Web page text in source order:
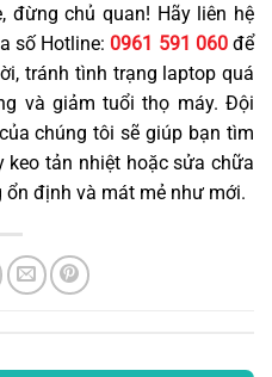
đừng chủ quan! Hãy liên hệ
số Hotline: 0961 591 060để
tránh tình trạng laptop quá
và giảm tuổi thọ máy. Đội
chúng tôi sẽ giúp bạn tìm
keo tản nhiệt hoặc sửa chữa
ổn định và mát mẻ như mới.